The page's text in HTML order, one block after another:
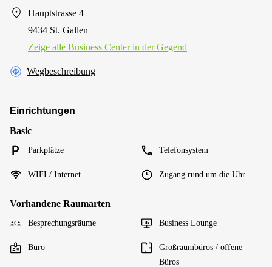
Hauptstrasse 4
9434 St. Gallen
Zeige alle Business Center in der Gegend
Wegbeschreibung
Einrichtungen
Basic
Parkplätze Telefonsystem
WIFI / Internet Zugang rund um die Uhr
Vorhandene Raumarten
Besprechungsräume Business Lounge
Büro
Großraumbüros / offene
Büros